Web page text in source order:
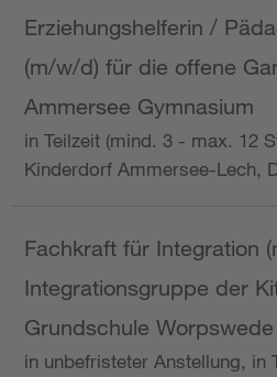
Erziehungshelferin /
(m/w/d) für die offene
Ammersee Gymnasium
in Teilzeit (mind. 3 - max. 12
Kinderdorf Ammersee-Lech,
Fachkraft für Integration
Integrationsgruppe der
Grundschule Worpswede
in unbefristeter Anstellung, in